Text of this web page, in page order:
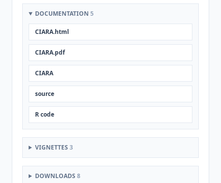
DOCUMENTATION 5
CIARA.html
CIARA.pdf
CIARA
source
R code
VIGNETTES 3
DOWNLOADS 8